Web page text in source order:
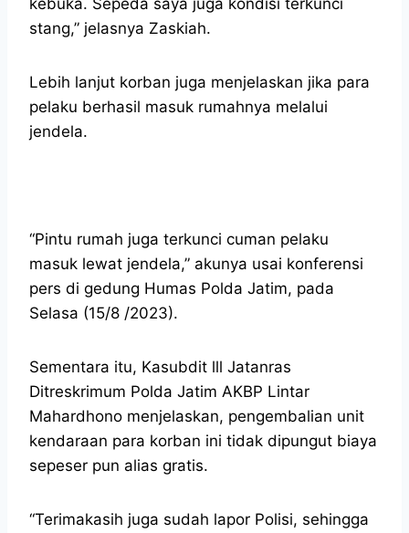
stang,” jelasnya Zaskiah.
Lebih lanjut korban juga menjelaskan jika para
pelaku berhasil masuk rumahnya melalui
jendela.
“Pintu rumah juga terkunci cuman pelaku
masuk lewat jendela,” akunya usai konferensi
pers di gedung Humas Polda Jatim, pada
Selasa (15/8 /2023).
Sementara itu, Kasubdit lll Jatanras
Ditreskrimum Polda Jatim AKBP Lintar
Mahardhono menjelaskan, pengembalian unit
kendaraan para korban ini tidak dipungut biaya
sepeser pun alias gratis.
“Terimakasih juga sudah lapor Polisi, sehingga